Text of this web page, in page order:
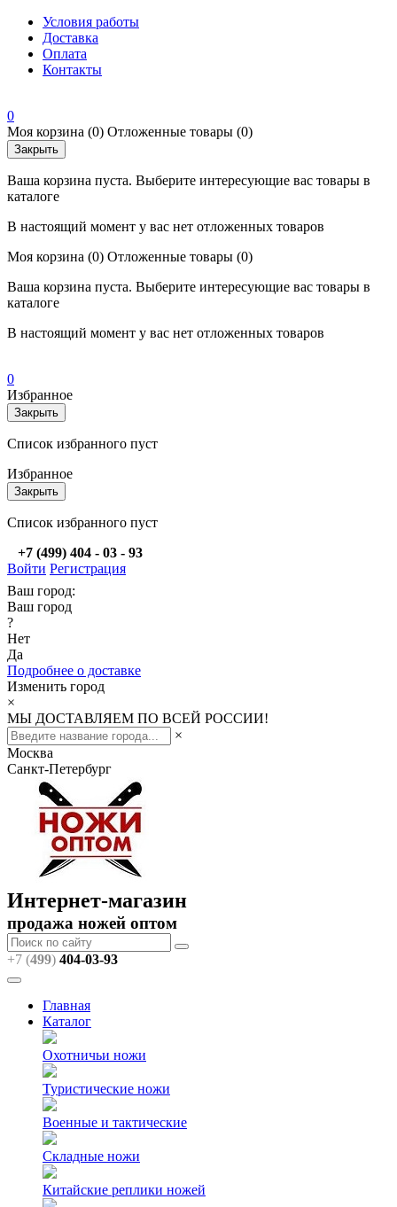
Условия работы
Доставка
Оплата
Контакты
0
Моя корзина (0) Отложенные товары (0)
Закрыть
Ваша корзина пуста. Выберите интересующие вас товары в
каталоге
В настоящий момент у вас нет отложенных товаров
Моя корзина (0) Отложенные товары (0)
Ваша корзина пуста. Выберите интересующие вас товары в
каталоге
В настоящий момент у вас нет отложенных товаров
0
Избранное
Закрыть
Список избранного пуст
Избранное
Закрыть
Список избранного пуст
+7 (499) 404 - 03 - 93
Войти Регистрация
Ваш город:
Ваш город
?
Нет
Да
Подробнее о доставке
Изменить город
×
МЫ ДОСТАВЛЯЕМ ПО ВСЕЙ РОССИИ!
×
Москва
Санкт-Петербург
Интернет-магазин
продажа ножей оптом
+7 (499) 404-03-93
Главная
Каталог
Охотничьи ножи
Туристические ножи
Военные и тактические
Складные ножи
Китайские реплики ножей